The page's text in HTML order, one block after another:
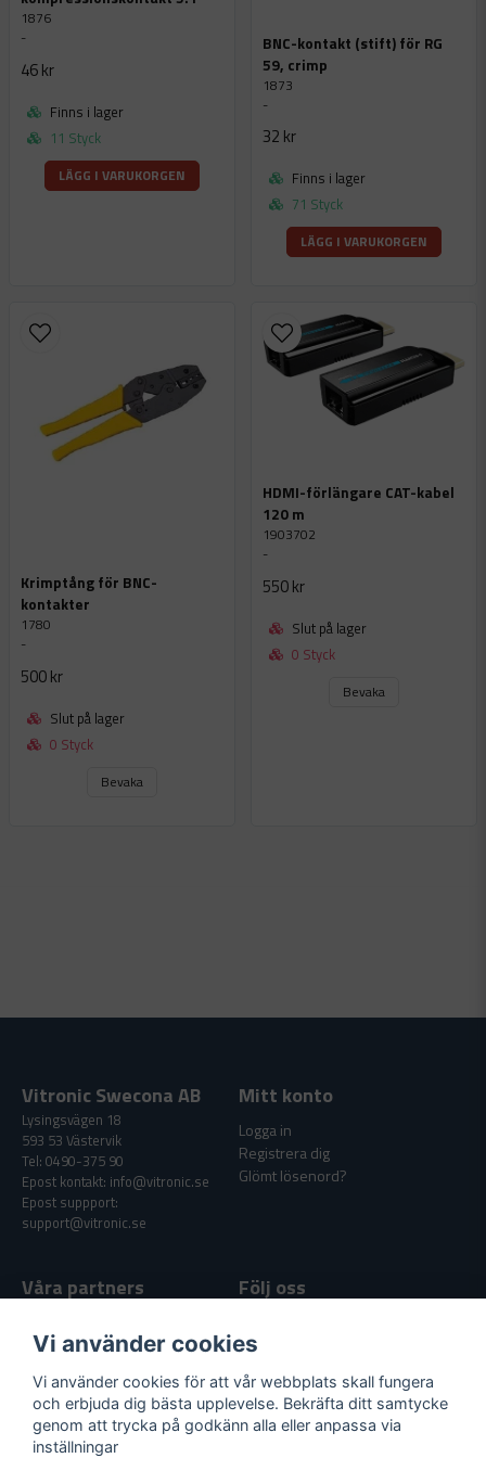
1876
-
46 kr
Finns i lager
11 Styck
LÄGG I VARUKORGEN
BNC-kontakt (stift) för RG
59, crimp
1873
-
32 kr
Finns i lager
71 Styck
LÄGG I VARUKORGEN
Krimptång för BNC-
kontakter
1780
-
500 kr
Slut på lager
0 Styck
Bevaka
HDMI-förlängare CAT-kabel
120 m
1903702
-
550 kr
Slut på lager
0 Styck
Bevaka
Vitronic Swecona AB
Lysingsvägen 18
593 53 Västervik
Tel: 0490-375 90
Epost kontakt: info@vitronic.se
Epost suppport:
support@vitronic.se
Mitt konto
Logga in
Registrera dig
Glömt lösenord?
Våra partners Följ oss
Supportlänkar
Vi använder cookies
Vi använder cookies för att vår webbplats skall fungera
och erbjuda dig bästa upplevelse. Bekräfta ditt samtycke
genom att trycka på godkänn alla eller anpassa via
inställningar